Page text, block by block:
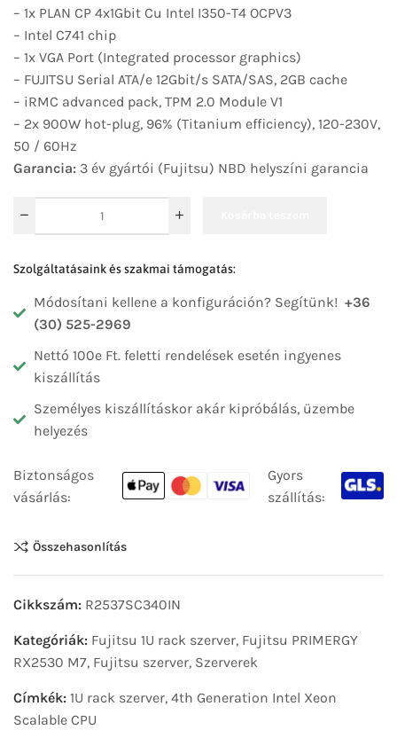
– 1x PLAN CP 4x1Gbit Cu Intel I350-T4 OCPV3
– Intel C741 chip
– 1x VGA Port (Integrated processor graphics)
– FUJITSU Serial ATA/e 12Gbit/s SATA/SAS, 2GB cache
– iRMC advanced pack, TPM 2.0 Module V1
– 2x 900W hot-plug, 96% (Titanium efficiency), 120-230V,
50 / 60Hz
Garancia: 3 év gyártói (Fujitsu) NBD helyszíni garancia
Szolgáltatásaink és szakmai támogatás:
Módosítani kellene a konfiguráción? Segítünk! +36
(30) 525-2969
Nettó 100e Ft. feletti rendelések esetén ingyenes
kiszállítás
Személyes kiszállításkor akár kipróbálás, üzembe
helyezés
Biztonságos
vásárlás:
Gyors
szállítás:
Összehasonlítás
Cikkszám: R2537SC340IN
Kategóriák: Fujitsu 1U rack szerver, Fujitsu PRIMERGY
RX2530 M7, Fujitsu szerver, Szerverek
Címkék: 1U rack szerver, 4th Generation Intel Xeon
Scalable CPU